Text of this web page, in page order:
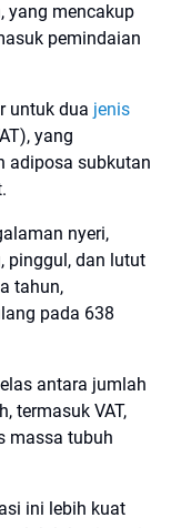
yang mencakup
pemindaian
untuk dua jenis
yang
adiposa subkutan
nyeri,
pinggul, dan lutut
tahun,
pada 638
antara jumlah
termasuk VAT,
massa tubuh
ini lebih kuat